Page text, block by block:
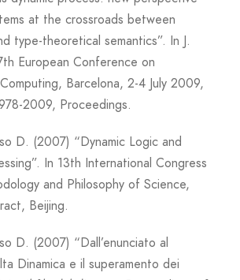
at the crossroads between
type-theoretical semantics”. In J.
European Conference on
Barcelona, 2-4 July 2009,
2009, Proceedings.
(2007) “Dynamic Logic and
In 13th International Congress
and Philosophy of Science,
Beijing.
(2007) “Dall’enunciato al
Dinamica e il superamento dei